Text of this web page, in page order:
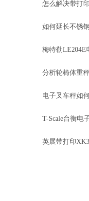
怎么解决带打
问题？
如何延长不锈
梅特勒LE204E
分析轮椅体重
电子叉车秤如
T-Scale台衡电
表
英展带打印